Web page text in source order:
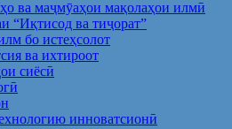
ва маҷмӯаҳои мақолаҳои илмӣ
“Иқтисод ва тиҷорат”
бо истеҳсолот
ва ихтироот
сиёсӣ
инноватсионӣ